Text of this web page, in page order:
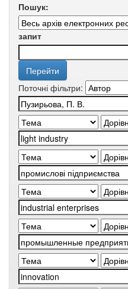
Пошук:
запит
Поточні фільтри: